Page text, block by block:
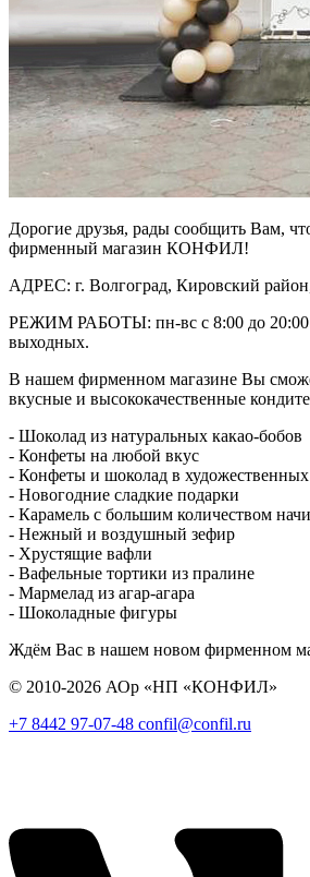
Дорогие друзья, рады сообщить Вам,
фирменный магазин КОНФИЛ!
АДРЕС: г. Волгоград, Кировский
РЕЖИМ РАБОТЫ: пн-вс с 8:00 до 20:00
выходных.
В нашем фирменном магазине Вы
вкусные и высококачественные
- Шоколад из натуральных какао-бобов
- Конфеты на любой вкус
- Конфеты и шоколад в художественных
- Новогодние сладкие подарки
- Карамель с большим количеством
- Нежный и воздушный зефир
- Хрустящие вафли
- Вафельные тортики из пралине
- Мармелад из агар-агара
- Шоколадные фигуры
Ждём Вас в нашем новом фирменном
© 2010-2026 АОр «НП «КОНФИЛ»
+7 8442 97-07-48 confil@confil.ru